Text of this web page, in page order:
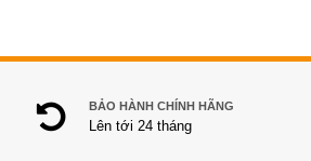
BẢO HÀNH CHÍNH HÃNG
Lên tới 24 tháng